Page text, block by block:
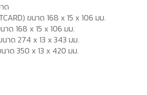
ด
ขนาด 168 x 15 x 106 มม.
าด 168 x 15 x 106 มม.
าด 274 x 13 x 343 มม.
าด 350 x 13 x 420 มม.